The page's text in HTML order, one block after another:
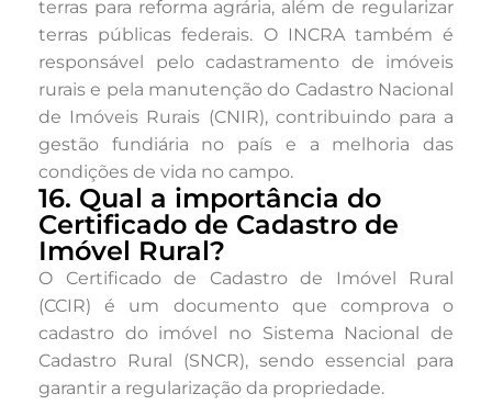
terras para reforma agrária, além de regularizar
terras públicas federais. O INCRA também é
responsável pelo cadastramento de imóveis
rurais e pela manutenção do Cadastro Nacional
de Imóveis Rurais (CNIR), contribuindo para a
gestão fundiária no país e a melhoria das
condições de vida no campo.
16. Qual a importância do
Certificado de Cadastro de
Imóvel Rural?
O Certificado de Cadastro de Imóvel Rural
(CCIR) é um documento que comprova o
cadastro do imóvel no Sistema Nacional de
Cadastro Rural (SNCR), sendo essencial para
garantir a regularização da propriedade.